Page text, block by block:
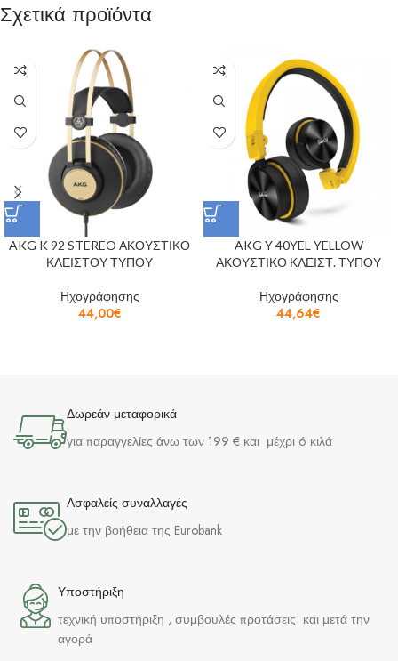
Σχετικά προϊόντα
AKG K 92 STEREO ΑΚΟΥΣΤΙΚΟ
ΚΛΕΙΣΤΟΥ ΤΥΠΟΥ
Ηχογράφησης
44,00€
AKG Y 40YEL YELLOW
ΑΚΟΥΣΤΙΚΟ ΚΛΕΙΣΤ. ΤΥΠΟΥ
Ηχογράφησης
44,64€
Δωρεάν μεταφορικά
για παραγγελίες άνω των 199 € και μέχρι 6 κιλά
Ασφαλείς συναλλαγές
με την βοήθεια της Eurobank
Υποστήριξη
τεχνική υποστήριξη , συμβουλές προτάσεις και μετά την
αγορά